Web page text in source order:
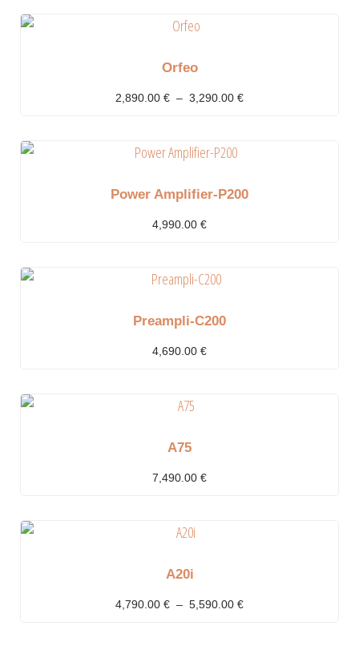
Orfeo
2,890.00 € – 3,290.00 €
Power Amplifier-P200
4,990.00 €
Preampli-C200
4,690.00 €
A75
7,490.00 €
A20i
4,790.00 € – 5,590.00 €